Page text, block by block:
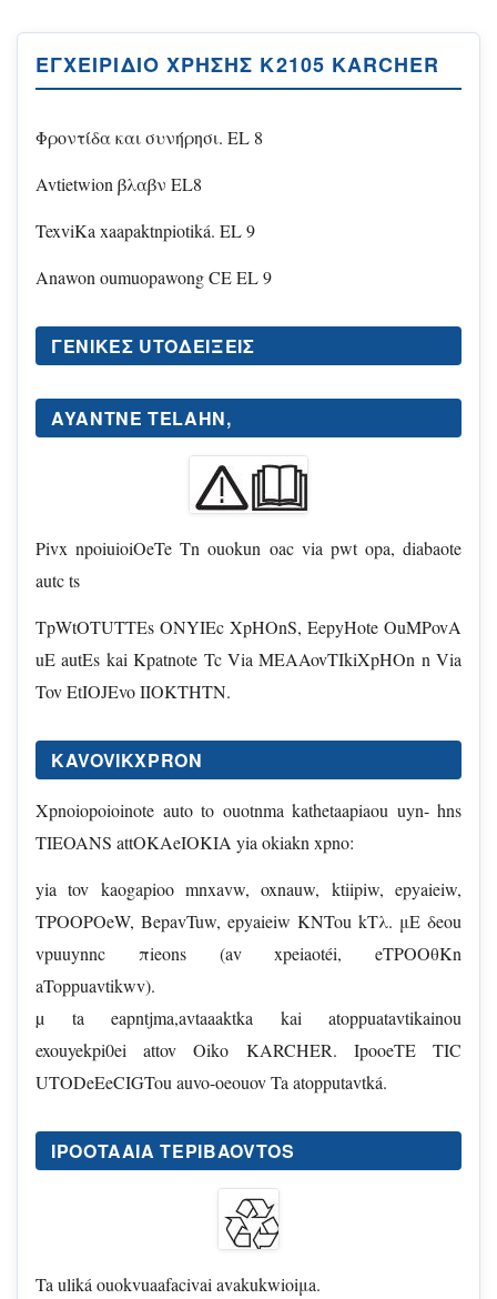
ΕΓΧΕΙΡΊΔΙΟ ΧΡΉΣΗΣ K2105 KARCHER
Φροντίδα και συνήρησι. EL 8
Avtietwion βλαβν EL8
TexviKa xaapaktnpiotiká. EL 9
Anawon oumuopawong CE EL 9
ΓΕΝΙΚΕΣ UΤΟΔΕΊΞΕΙΣ
AYANTNE TELAHN,
Pivx npoiuioiOeTe Tn ouokun oac via pwt opa, diabaote
autc ts
TpWtOTUTTEs ONYIEc XpHOnS, EepyHote OuMPovA
uE autEs kai Kpatnote Tc Via MEAAovTIkiXpHOn n Via
Tov EtIOJEvo IIOKTHTN.
KAVOVIKXPRON
Xpnoiopoioinote auto to ouotnma kathetaapiaou uyn- hns
TIEOANS attOKAeIOKIA yia okiakn xpno:
yia tov kaogapioo mnxavw, oxnauw, ktiipiw, epyaieiw,
TPOOPOeW, BepavTuw, epyaieiw KNTou kTλ. μE δeou
vpuuynnc πieons (av xpeiaotéi, eTPOOθKn
aToppuavtikwv).
µ ta eapntjma,avtaaaktka kai atoppuatavtikainou
exouyekpi0ei attov Oiko KARCHER. IpooeTE TIC
UTODeEeCIGTou auvo-oeouov Ta atopputavtká.
IPOOTAAIA TEPIΒAOVTOS
Ta uliká ouokvuaafacivai avakukwioiμa.